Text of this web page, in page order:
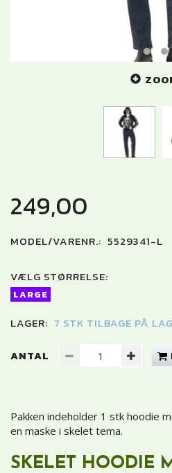
249,00
MODEL/VARENR.: 5529341-L
VÆLG STØRRELSE:
LARGE
LAGER: 7 STK TILBAGE PÅ
ANTAL
Pakken indeholder 1 stk hoodie
en maske i skelet tema.
SKELET HOODIE